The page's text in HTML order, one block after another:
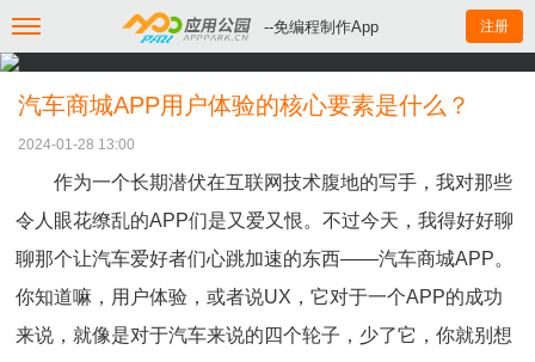
--免编程制作App 注册
汽车商城APP用户体验的核心要素是什么？
2024-01-28 13:00
作为一个长期潜伏在互联网技术腹地的写手，我对那些
令人眼花缭乱的APP们是又爱又恨。不过今天，我得好好聊
聊那个让汽车爱好者们心跳加速的东西——汽车商城APP。
你知道嘛，用户体验，或者说UX，它对于一个APP的成功
来说，就像是对于汽车来说的四个轮子，少了它，你就别想